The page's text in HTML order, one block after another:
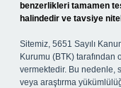
benzerlikleri tamamen
halindedir ve tavsiye
Sitemiz, 5651 Sayılı
Kurumu (BTK) tarafından
vermektedir. Bu nedenle,
veya araştırma